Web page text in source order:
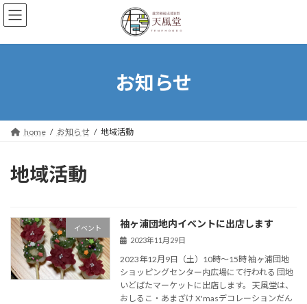
コ
ン
ン
ナ
ビ
ー
お知らせ
home お知らせ 地域活動
地域活動
イベント 袖ヶ浦団地内イベントに出店します
2023年11月29日
2023年12月9日（土）10時～15時 袖ヶ浦団地
ショッピングセンター内広場にて行われる 団地
いどばたマーケットに出店します。 天風堂は、
おしるこ・あまざけ X'masデコレーションだん